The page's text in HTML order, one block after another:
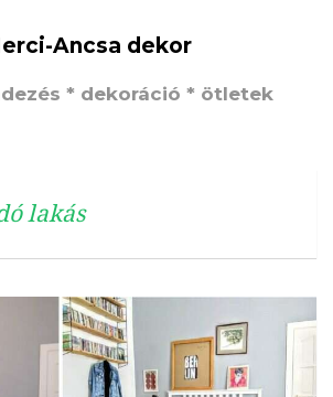
Ancsa dekor
* dekoráció * ötletek
lakás